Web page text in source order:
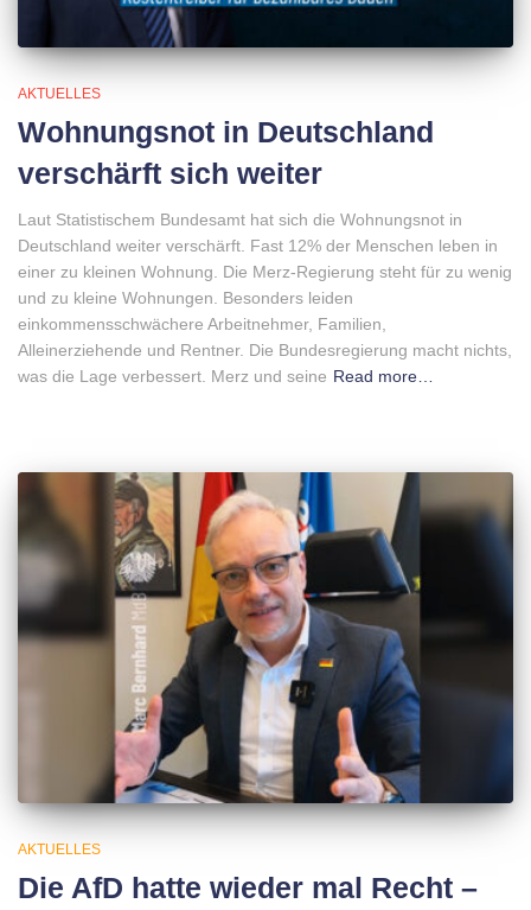
AKTUELLES
Wohnungsnot in Deutschland
verschärft sich weiter
Laut Statistischem Bundesamt hat sich die Wohnungsnot in
Deutschland weiter verschärft. Fast 12% der Menschen leben in
einer zu kleinen Wohnung. Die Merz-Regierung steht für zu wenig
und zu kleine Wohnungen. Besonders leiden
einkommensschwächere Arbeitnehmer, Familien,
Alleinerziehende und Rentner. Die Bundesregierung macht nichts,
was die Lage verbessert. Merz und seine Read more…
AKTUELLES
Die AfD hatte wieder mal Recht –